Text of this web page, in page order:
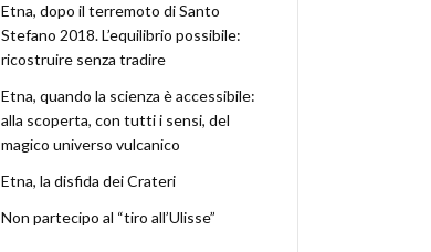
Etna, dopo il terremoto di Santo
Stefano 2018. L’equilibrio possibile:
ricostruire senza tradire
Etna, quando la scienza è accessibile:
alla scoperta, con tutti i sensi, del
magico universo vulcanico
Etna, la disfida dei Crateri
Non partecipo al “tiro all’Ulisse”